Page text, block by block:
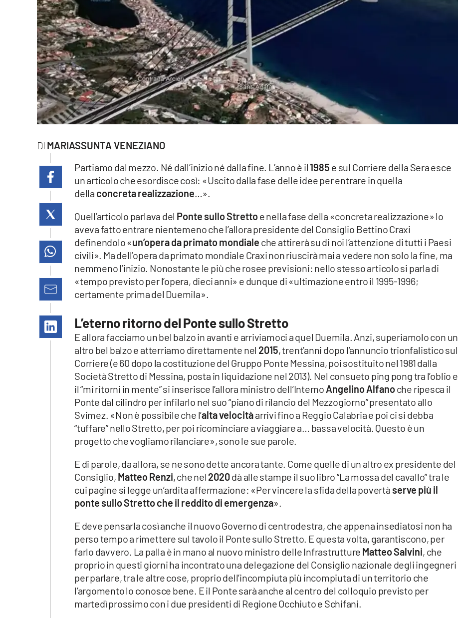
Lac Network
cosenzachannel.it
lacapitalenews.it
Vai
MARIASSUNTA VENEZIANO
Partiamo dal mezzo. Né dall’inizio né dalla fine. L’anno è il 1985 e sul Corriere della Sera esce
un articolo che esordisce così: «Uscito dalla fase delle idee per entrare in quella
della concreta realizzazione…».
Quell’articolo parlava del Ponte sullo Strettoe nella fase della «concreta realizzazione» lo
aveva fatto entrare nientemeno che l’allora presidente del Consiglio Bettino Craxi
definendolo «un’opera da primato mondiale che attirerà su di noi l’attenzione di tutti i Paesi
civili». Ma dell’opera da primato mondiale Craxi non riuscirà mai a vedere non solo la fine, ma
nemmeno l’inizio. Nonostante le più che rosee previsioni: nello stesso articolo si parla di
«tempo previsto per l’opera, dieci anni» e dunque di «ultimazione entro il 1995-1996;
certamente prima del Duemila».
L’eterno ritorno del Ponte sullo Stretto
E allora facciamo un bel balzo in avanti e arriviamoci a quel Duemila. Anzi, superiamolo con un
altro bel balzo e atterriamo direttamente nel 2015, trent’anni dopo l’annuncio trionfalistico sul
Corriere (e 60 dopo la costituzione del Gruppo Ponte Messina, poi sostituito nel 1981 dalla
Società Stretto di Messina, posta in liquidazione nel 2013). Nel consueto ping pong tra l’oblio e
il “mi ritorni in mente” si inserisce l’allora ministro dell’Interno Angelino Alfanoche ripesca il
Ponte dal cilindro per infilarlo nel suo “piano di rilancio del Mezzogiorno” presentato allo
Svimez. «Non è possibile che l’alta velocitàarrivi fino a Reggio Calabria e poi ci si debba
“tuffare” nello Stretto, per poi ricominciare a viaggiare a… bassa velocità. Questo è un
progetto che vogliamo rilanciare», sono le sue parole.
E di parole, da allora, se ne sono dette ancora tante. Come quelle di un altro ex presidente del
Consiglio, Matteo Renzi, che nel 2020dà alle stampe il suo libro “La mossa del cavallo” tra le
cui pagine si legge un’ardita affermazione: «Per vincere la sfida della povertà serve più il
ponte sullo Stretto che il reddito di emergenza».
E deve pensarla così anche il nuovo Governo di centrodestra, che appena insediatosi non ha
perso tempo a rimettere sul tavolo il Ponte sullo Stretto. E questa volta, garantiscono, per
farlo davvero. La palla è in mano al nuovo ministro delle Infrastrutture Matteo Salvini, che
proprio in questi giorni ha incontrato una delegazione del Consiglio nazionale degli ingegneri
per parlare, tra le altre cose, proprio dell’incompiuta più incompiuta di un territorio che
l’argomento lo conosce bene. E il Ponte sarà anche al centro del colloquio previsto per
martedì prossimo con i due presidenti di Regione Occhiuto e Schifani.